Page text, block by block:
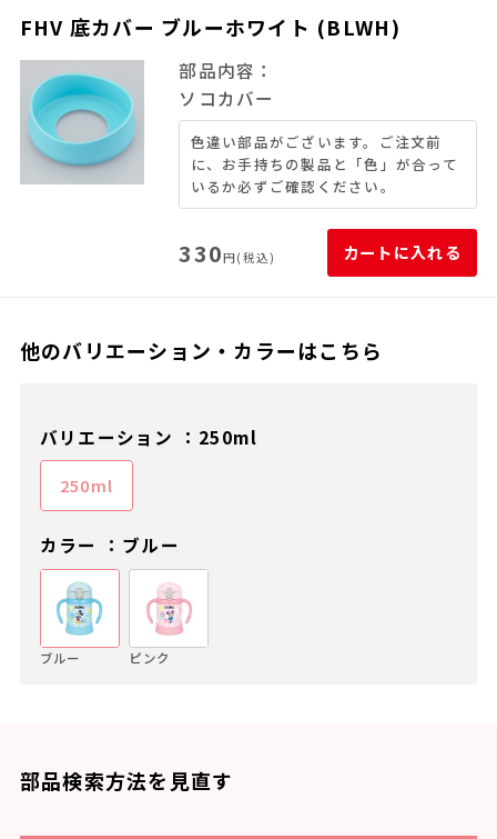
FHV 底カバー ブルーホワイト (BLWH)
部品内容：
ソコカバー
色違い部品がございます。ご注文前
に、お手持ちの製品と「色」が合って
いるか必ずご確認ください。
330円(税込) カートに入れる
他のバリエーション・カラーはこちら
バリエーション ：250ml
250ml
カラー ：ブルー
ブルー ピンク
部品検索方法を見直す